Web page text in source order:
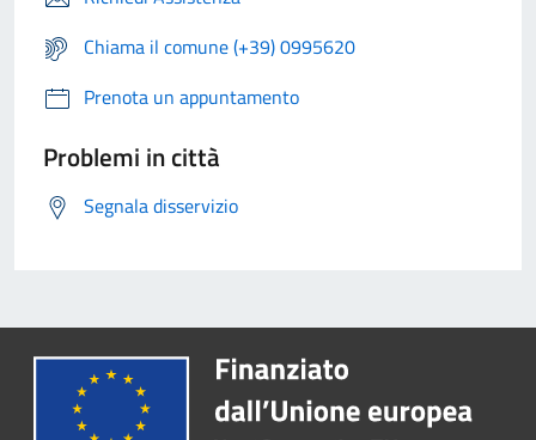
Chiama il comune (+39) 0995620
Prenota un appuntamento
Problemi in città
Segnala disservizio